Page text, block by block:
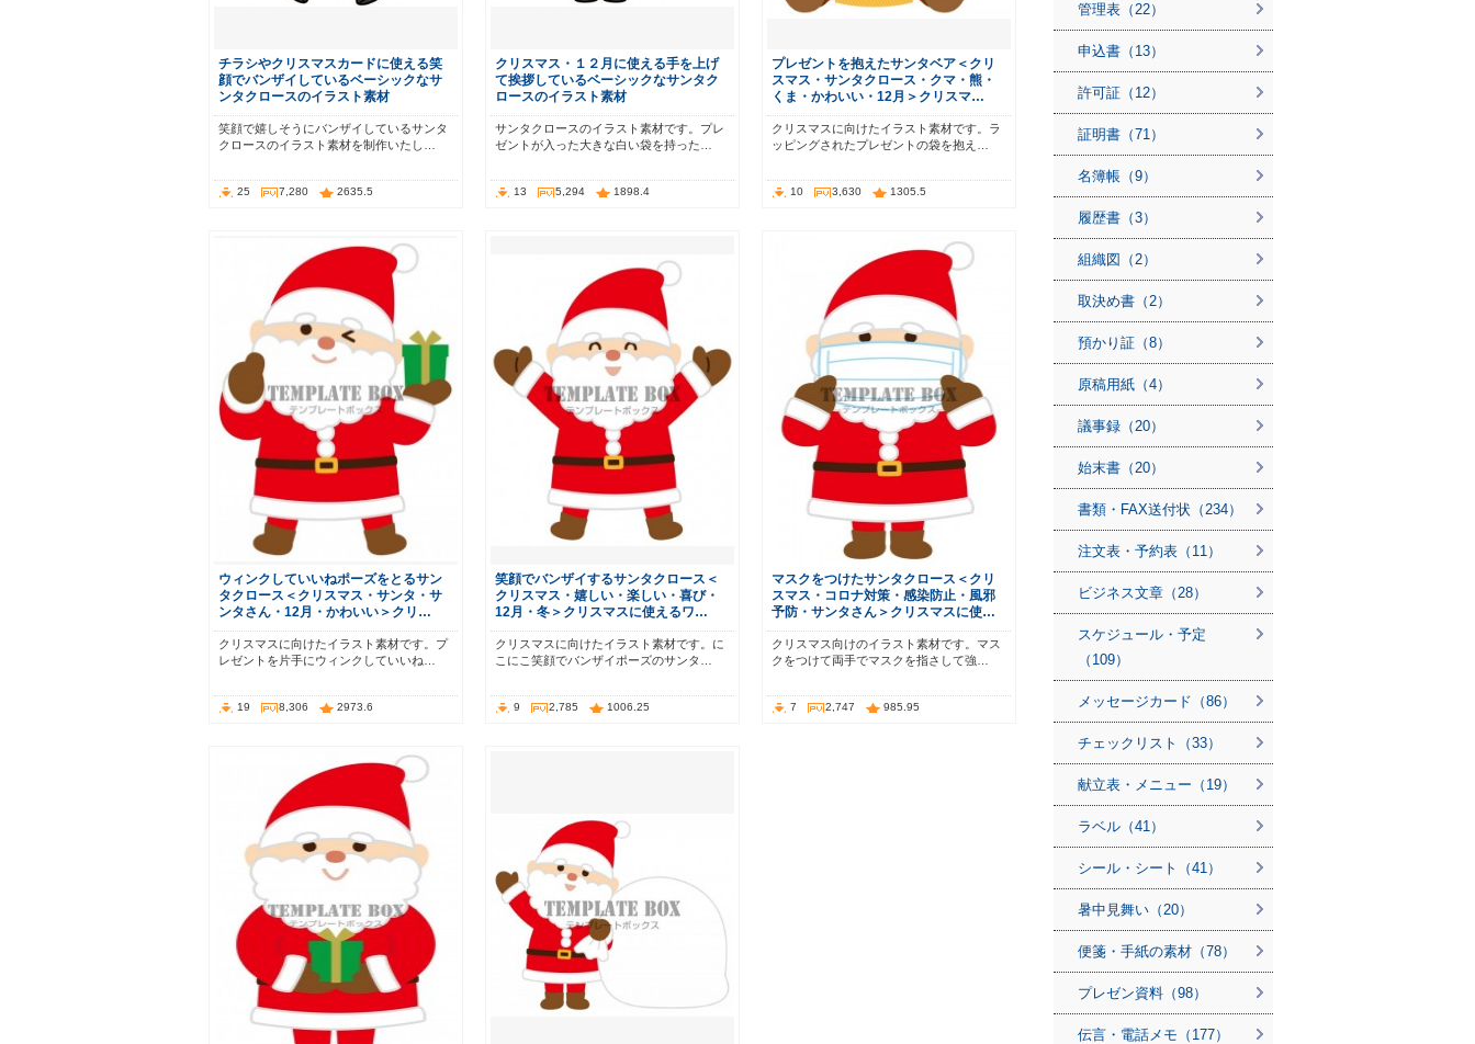
チラシやクリスマスカードに使える笑
顔でバンザイしているベーシックなサ
ンタクロースのイラスト素材
笑顔で嬉しそうにバンザイしているサンタ
クロースのイラスト素材を制作いたし…
25 7,280 2635.5
クリスマス・１２月に使える手を上げ
て挨拶しているベーシックなサンタク
ロースのイラスト素材
サンタクロースのイラスト素材です。プレ
ゼントが入った大きな白い袋を持った…
13 5,294 1898.4
プレゼントを抱えたサンタベア＜クリ
スマス・サンタクロース・クマ・熊・
くま・かわいい・12月＞クリスマ…
クリスマスに向けたイラスト素材です。ラ
ッピングされたプレゼントの袋を抱え…
10 3,630 1305.5
ウィンクしていいねポーズをとるサン
タクロース＜クリスマス・サンタ・サ
ンタさん・12月・かわいい＞クリ…
クリスマスに向けたイラスト素材です。プ
レゼントを片手にウィンクしていいね…
19 8,306 2973.6
笑顔でバンザイするサンタクロース＜
クリスマス・嬉しい・楽しい・喜び・
12月・冬＞クリスマスに使えるワ…
クリスマスに向けたイラスト素材です。に
こにこ笑顔でバンザイポーズのサンタ…
9 2,785 1006.25
マスクをつけたサンタクロース＜クリ
スマス・コロナ対策・感染防止・風邪
予防・サンタさん＞クリスマスに使…
クリスマス向けのイラスト素材です。マス
クをつけて両手でマスクを指さして強…
7 2,747 985.95
管理表（22）
申込書（13）
許可証（12）
証明書（71）
名簿帳（9）
履歴書（3）
組織図（2）
取決め書（2）
預かり証（8）
原稿用紙（4）
議事録（20）
始末書（20）
書類・FAX送付状（234）
注文表・予約表（11）
ビジネス文章（28）
スケジュール・予定
（109）
メッセージカード（86）
チェックリスト（33）
献立表・メニュー（19）
ラベル（41）
シール・シート（41）
暑中見舞い（20）
便箋・手紙の素材（78）
プレゼン資料（98）
伝言・電話メモ（177）